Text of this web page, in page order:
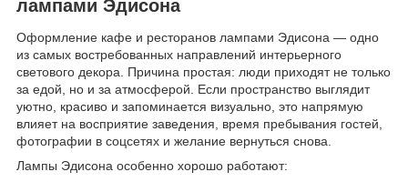
лампами Эдисона
Оформление кафе и ресторанов лампами Эдисона — одно
из самых востребованных направлений интерьерного
светового декора. Причина простая: люди приходят не только
за едой, но и за атмосферой. Если пространство выглядит
уютно, красиво и запоминается визуально, это напрямую
влияет на восприятие заведения, время пребывания гостей,
фотографии в соцсетях и желание вернуться снова.
Лампы Эдисона особенно хорошо работают: